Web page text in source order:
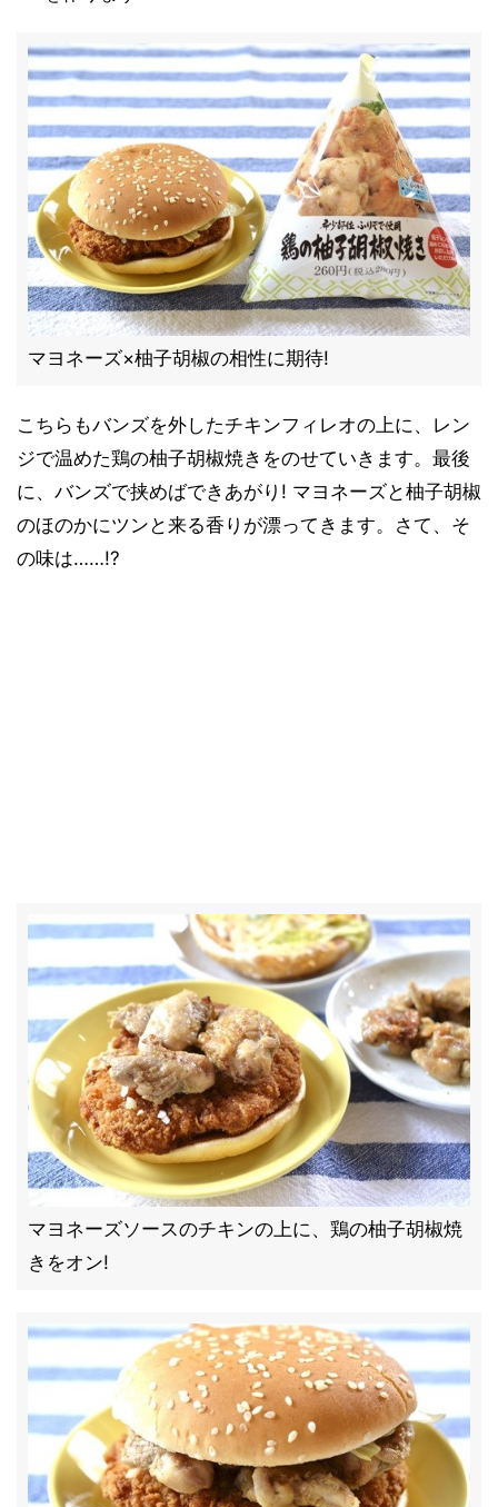
マヨネーズ×柚子胡椒の相性に期待!
こちらもバンズを外したチキンフィレオの上に、レン
ジで温めた鶏の柚子胡椒焼きをのせていきます。最後
に、バンズで挟めばできあがり! マヨネーズと柚子胡椒
のほのかにツンと来る香りが漂ってきます。さて、そ
の味は……!?
マヨネーズソースのチキンの上に、鶏の柚子胡椒焼
きをオン!